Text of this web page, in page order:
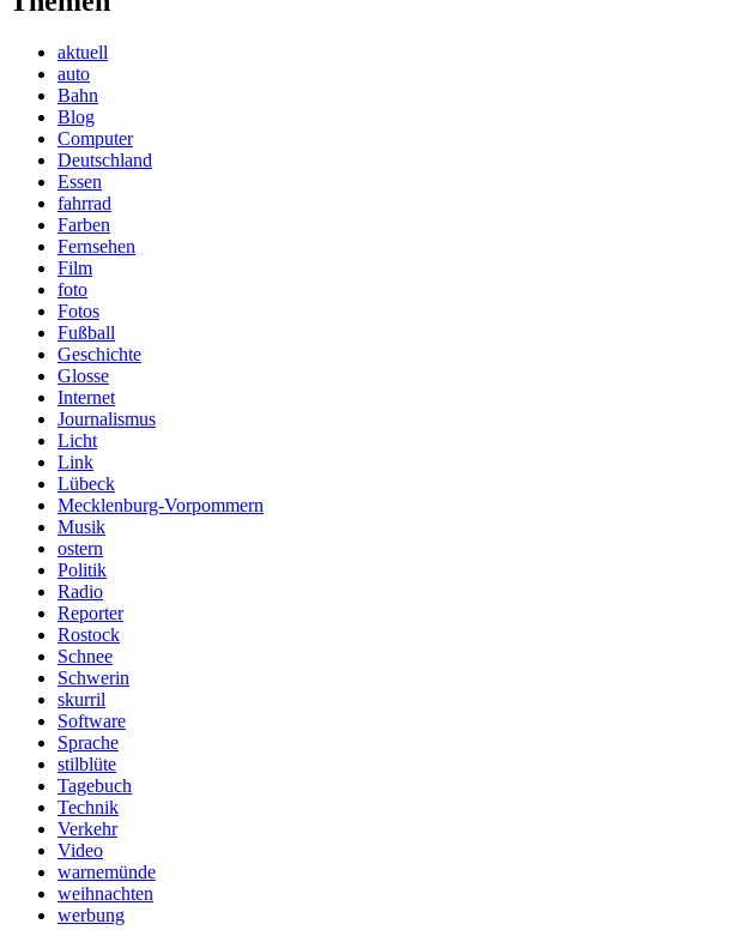
aktuell
auto
Bahn
Blog
Computer
Deutschland
Essen
fahrrad
Farben
Fernsehen
Film
foto
Fotos
Fußball
Geschichte
Glosse
Internet
Journalismus
Licht
Link
Lübeck
Mecklenburg-Vorpommern
Musik
ostern
Politik
Radio
Reporter
Rostock
Schnee
Schwerin
skurril
Software
Sprache
stilblüte
Tagebuch
Technik
Verkehr
Video
warnemünde
weihnachten
werbung